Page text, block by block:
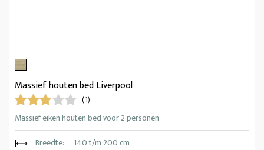
Massief houten bed Liverpool
(1)
Massief eiken houten bed voor 2 personen
Breedte:
140 t/m 200 cm